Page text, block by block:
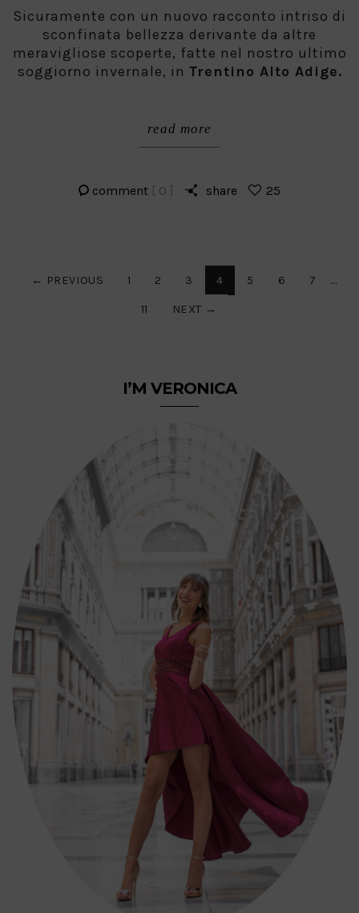
Sicuramente con un nuovo racconto intriso di
sconfinata bellezza derivante da altre
meravigliose scoperte, fatte nel nostro ultimo
soggiorno invernale, in Trentino Alto Adige.
read more
comment [ 0 ] share 25
Paginazione
articoli
← PREVIOUS 1 2 3 4 5 6 7 …
11 NEXT →
I’M VERONICA